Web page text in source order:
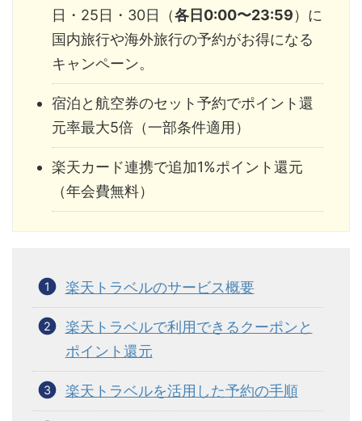
日・25日・30日（各日0:00〜23:59）に
国内旅行や海外旅行の予約がお得になる
キャンペーン。
宿泊と航空券のセット予約でポイント還
元率最大5倍（一部条件適用）
楽天カード連携で追加1%ポイント還元
（年会費無料）
楽天トラベルのサービス概要
楽天トラベルで利用できるクーポンと
ポイント還元
楽天トラベルを活用した予約の手順